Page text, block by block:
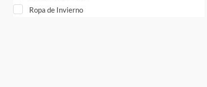
Ropa de Invierno